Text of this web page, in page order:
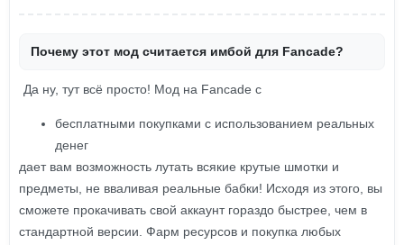
Почему этот мод считается имбой для Fancade?
Да ну, тут всё просто! Мод на Fancade с
бесплатными покупками с использованием реальных
денег
дает вам возможность лутать всякие крутые шмотки и
предметы, не вваливая реальные бабки! Исходя из этого, вы
сможете прокачивать свой аккаунт гораздо быстрее, чем в
стандартной версии. Фарм ресурсов и покупка любых